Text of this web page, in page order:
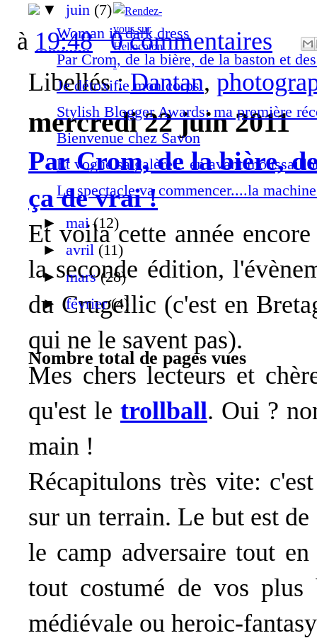
à 19:48
0 commentaires
Libellés :Dantan,
mercredi 22 juin 2011
Par Crom, de la bière,
ça de vrai !
Et voila cette année
la seconde édition,
du Crugellic (c'est en
qui ne le savent pas).
Mes chers lecteurs et
qu'est le trollball. Oui ?
main !
Récapitulons très vite:
sur un terrain. Le but est
le camp adversaire tout
tout costumé de vos plus
médiévale ou heroic-
▼ juin (7)
Woman in dark dress
Par Crom, de la bière, de la baston et
Je détoxifie mon corps
Stylish Blogger Awards: ma première
Bienvenue chez Savon
Et vogue sa galère... en avant
Le spectacle va commencer....la
►mai (12)
►avril (11)
►mars (28)
►février (4)
Nombre total de pages vues